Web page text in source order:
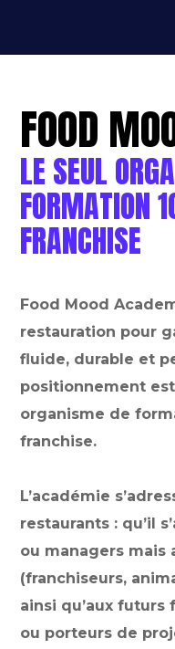
FOOD
LE SEUL
FORMATION
FRANCHISE
Food Mood
restauration pour
fluide, durable et
positionnement
organisme de
franchise.
L’académie
restaurants : qu’il
ou managers mais
(franchiseurs,
ainsi qu’aux futurs
ou porteurs de